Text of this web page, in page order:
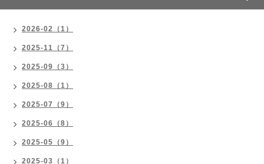
2026-02（1）
2025-11（7）
2025-09（3）
2025-08（1）
2025-07（9）
2025-06（8）
2025-05（9）
2025-03（1）